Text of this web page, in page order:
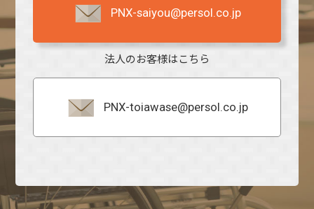
PNX-saiyou@persol.co.jp
法人のお客様はこちら
PNX-toiawase@persol.co.jp